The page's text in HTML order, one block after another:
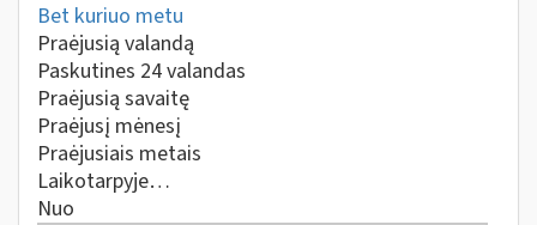
Bet kuriuo metu
Praėjusią valandą
Paskutines 24 valandas
Praėjusią savaitę
Praėjusį mėnesį
Praėjusiais metais
Laikotarpyje…
Nuo